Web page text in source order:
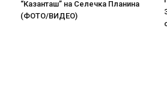
“Казанташ” на Селечка Планина
(ФОТО/ВИДЕО)